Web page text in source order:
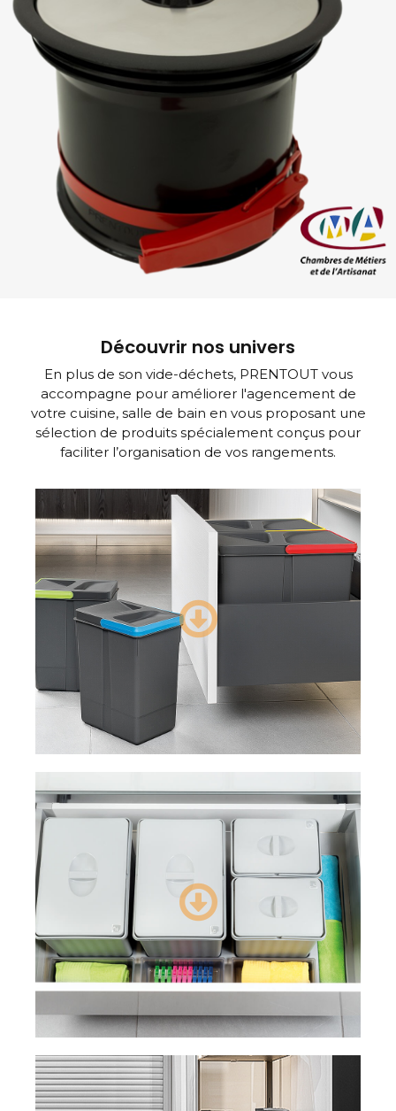
Découvrir nos univers
En plus de son vide-déchets, PRENTOUT vous
accompagne pour améliorer l'agencement de
votre cuisine, salle de bain en vous proposant une
sélection de produits spécialement conçus pour
faciliter l’organisation de vos rangements.
Poubelles de cuisine
Voir les produits
Autres poubelles
Voir les produits